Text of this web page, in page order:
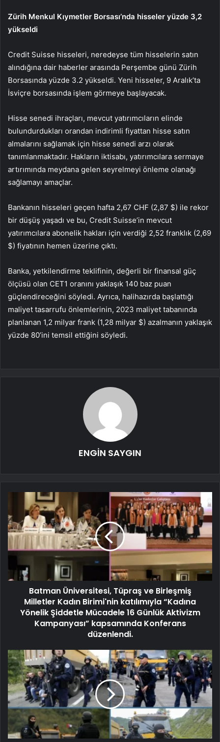
Zürih Menkul Kıymetler Borsası’nda hisseler yüzde 3,2
yükseldi
Credit Suisse hisseleri, neredeyse tüm hisselerin satın
alındığına dair haberler arasında Perşembe günü Zürih
Borsasında yüzde 3.2 yükseldi. Yeni hisseler, 9 Aralık’ta
İsviçre borsasında işlem görmeye başlayacak.
Hisse senedi ihraçları, mevcut yatırımcıların elinde
bulundurdukları orandan indirimli fiyattan hisse satın
almalarını sağlamak için hisse senedi arzı olarak
tanımlanmaktadır. Hakların iktisabı, yatırımcılara sermaye
artırımında meydana gelen seyrelmeyi önleme olanağı
sağlamayı amaçlar.
Bankanın hisseleri geçen hafta 2,67 CHF (2,87 $) ile rekor
bir düşüş yaşadı ve bu, Credit Suisse’in mevcut
yatırımcılara abonelik hakları için verdiği 2,52 franklık (2,69
$) fiyatının hemen üzerine çıktı.
Banka, yetkilendirme teklifinin, değerli bir finansal güç
ölçüsü olan CET1 oranını yaklaşık 140 baz puan
güçlendireceğini söyledi. Ayrıca, halihazırda başlattığı
maliyet tasarrufu önlemlerinin, 2023 maliyet tabanında
planlanan 1,2 milyar frank (1,28 milyar $) azalmanın yaklaşık
yüzde 80’ini temsil ettiğini söyledi.
ENGİN SAYGIN
Batman Üniversitesi, Tüpraş ve Birleşmiş
Milletler Kadın Birimi'nin katılımıyla “Kadına
Yönelik Şiddetle Mücadele 16 Günlük Aktivizm
Kampanyası” kapsamında Konferans
düzenlendi.